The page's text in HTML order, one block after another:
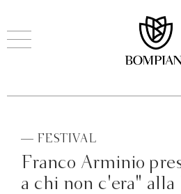
— FESTIVAL
Franco Arminio
a chi non c'era" alla